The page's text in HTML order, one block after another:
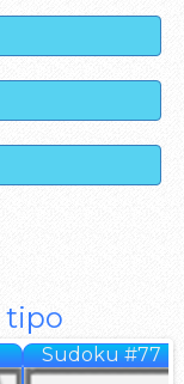
tipo
Sudoku #77